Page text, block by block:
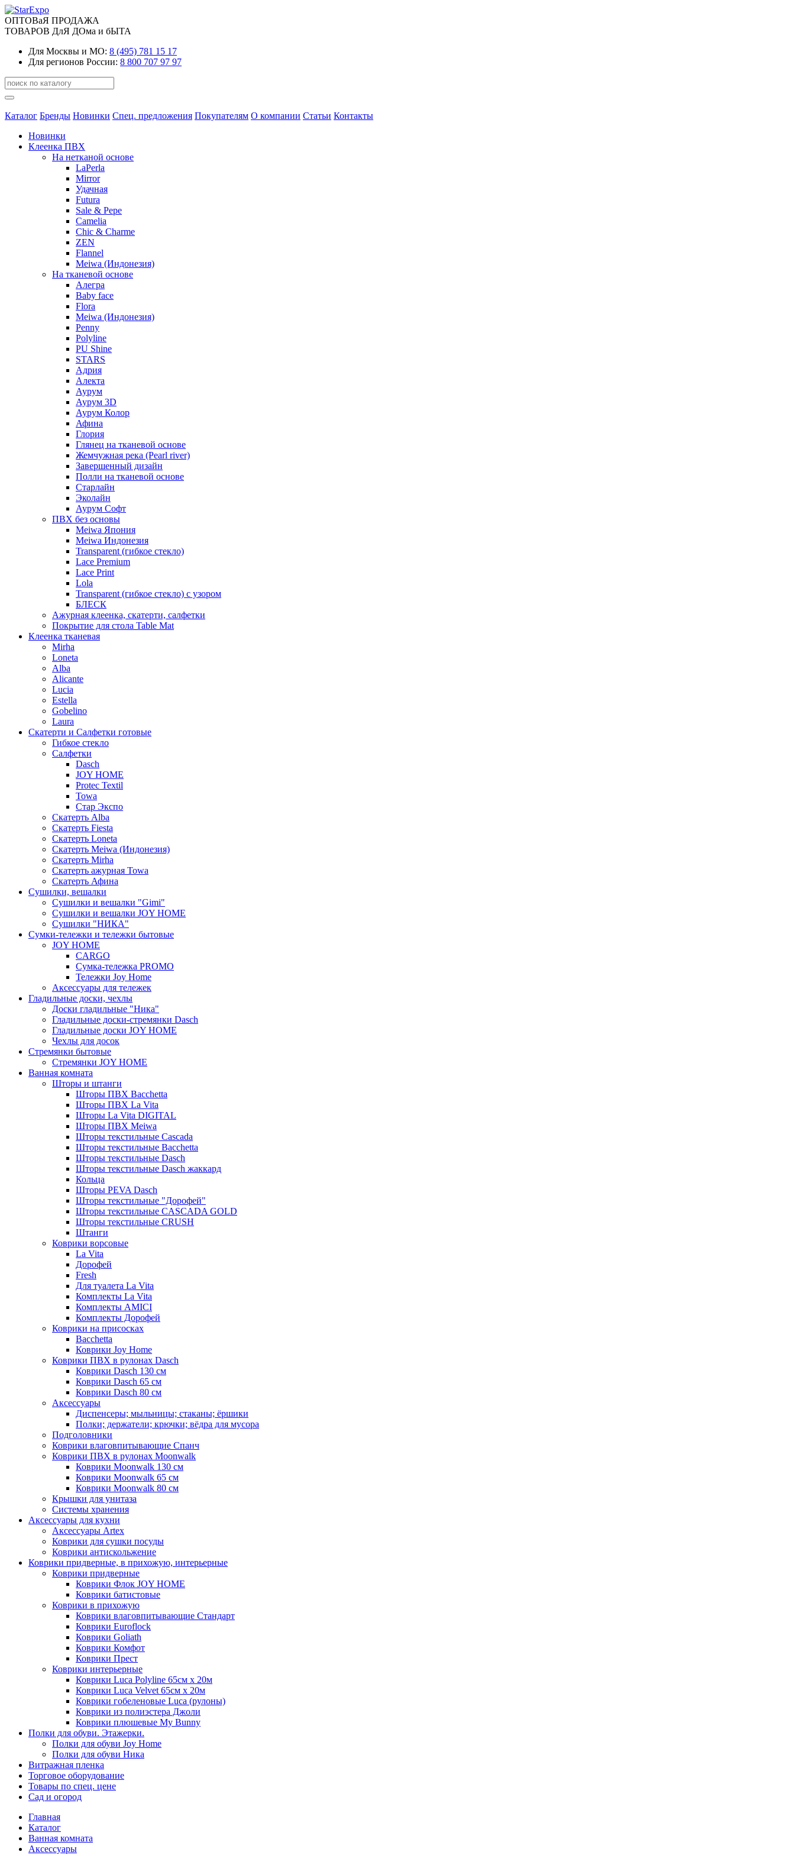
ОПТОВаЯ ПРОДАЖА
ТОВАРОВ ДлЯ ДОма и бЫТА
Для Москвы и МО: 8 (495) 781 15 17
Для регионов России: 8 800 707 97 97
Каталог Бренды Новинки Спец. предложения Покупателям О компании Статьи Контакты
Новинки
Клеенка ПВХ
На нетканой основе
LaPerla
Mirror
Удачная
Futura
Sale & Pepe
Camelia
Chic & Charme
ZEN
Flannel
Meiwa (Индонезия)
На тканевой основе
Алегра
Baby face
Flora
Meiwa (Индонезия)
Penny
Polyline
PU Shine
STARS
Адрия
Алекта
Аурум
Аурум 3D
Аурум Колор
Афина
Глория
Глянец на тканевой основе
Жемчужная река (Pearl river)
Завершенный дизайн
Полли на тканевой основе
Старлайн
Эколайн
Аурум Софт
ПВХ без основы
Meiwa Япония
Meiwa Индонезия
Transparent (гибкое стекло)
Lace Premium
Lace Print
Lola
Transparent (гибкое стекло) с узором
БЛЕСК
Ажурная клеенка, скатерти, салфетки
Покрытие для стола Table Mat
Клеенка тканевая
Mirha
Loneta
Alba
Alicante
Lucia
Estella
Gobelino
Laura
Скатерти и Салфетки готовые
Гибкое стекло
Салфетки
Dasch
JOY HOME
Protec Textil
Towa
Стар Экспо
Скатерть Alba
Скатерть Fiesta
Скатерть Loneta
Скатерть Meiwa (Индонезия)
Скатерть Mirha
Скатерть ажурная Towa
Скатерть Афина
Сушилки, вешалки
Сушилки и вешалки "Gimi"
Сушилки и вешалки JOY HOME
Сушилки "НИКА"
Cумки-тележки и тележки бытовые
JOY HOME
CARGO
Сумка-тележка PROMO
Тележки Joy Home
Аксессуары для тележек
Гладильные доски, чехлы
Доски гладильные "Ника"
Гладильные доски-стремянки Dasch
Гладильные доски JOY HOME
Чехлы для досок
Стремянки бытовые
Стремянки JOY HOME
Ванная комната
Шторы и штанги
Шторы ПВХ Bacchetta
Шторы ПВХ La Vita
Шторы La Vita DIGITAL
Шторы ПВХ Meiwa
Шторы текстильные Cascada
Шторы текстильные Bacchetta
Шторы текстильные Dasch
Шторы текстильные Dasch жаккард
Кольца
Шторы PEVA Dasch
Шторы текстильные "Дорофей"
Шторы текстильные CASCADA GOLD
Шторы текстильные CRUSH
Штанги
Коврики ворсовые
La Vita
Дорофей
Fresh
Для туалета La Vita
Комплекты La Vita
Комплекты AMICI
Комплекты Дорофей
Коврики на присосках
Bacchetta
Коврики Joy Home
Коврики ПВХ в рулонах Dasch
Коврики Dasch 130 см
Коврики Dasch 65 см
Коврики Dasch 80 см
Аксессуары
Диспенсеры; мыльницы; стаканы; ёршики
Полки; держатели; крючки; вёдра для мусора
Подголовники
Коврики влаговпитывающие Спанч
Коврики ПВХ в рулонах Moonwalk
Коврики Moonwalk 130 см
Коврики Moonwalk 65 см
Коврики Moonwalk 80 см
Крышки для унитаза
Системы хранения
Аксессуары для кухни
Аксессуары Artex
Коврики для сушки посуды
Коврики антискольжение
Коврики придверные, в прихожую, интерьерные
Коврики придверные
Коврики Флок JOY HOME
Коврики батистовые
Коврики в прихожую
Коврики влаговпитывающие Стандарт
Коврики Euroflock
Коврики Goliath
Коврики Комфот
Коврики Прест
Коврики интерьерные
Коврики Luca Polyline 65см х 20м
Коврики Luca Velvet 65см х 20м
Коврики гобеленовые Luca (рулоны)
Коврики из полиэстера Джоли
Коврики плюшевые My Bunny
Полки для обуви. Этажерки.
Полки для обуви Joy Home
Полки для обуви Ника
Витражная пленка
Торговое оборудование
Товары по спец. цене
Сад и огород
Главная
Каталог
Ванная комната
Аксессуары